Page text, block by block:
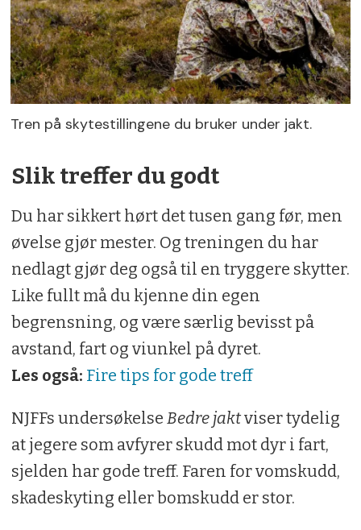
Tren på skytestillingene du bruker under jakt.
Slik treffer du godt
Du har sikkert hørt det tusen gang før, men
øvelse gjør mester. Og treningen du har
nedlagt gjør deg også til en tryggere skytter.
Like fullt må du kjenne din egen
begrensning, og være særlig bevisst på
avstand, fart og viunkel på dyret.
Les også: Fire tips for gode treff
NJFFs undersøkelse Bedre jaktviser tydelig
at jegere som avfyrer skudd mot dyr i fart,
sjelden har gode treff. Faren for vomskudd,
skadeskyting eller bomskudd er stor.